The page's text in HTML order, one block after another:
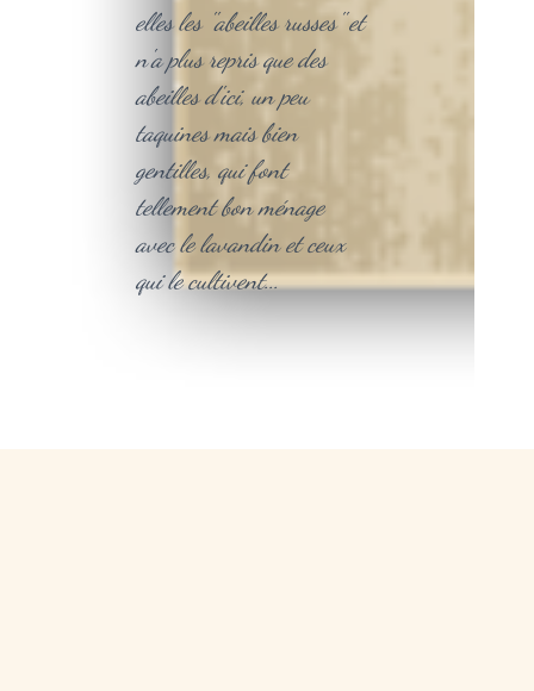
elles les ''abeilles russes'' et
n'a plus repris que des
abeilles d'ici, un peu
taquines mais bien
gentilles, qui font
tellement bon ménage
avec le lavandin et ceux
qui le cultivent...